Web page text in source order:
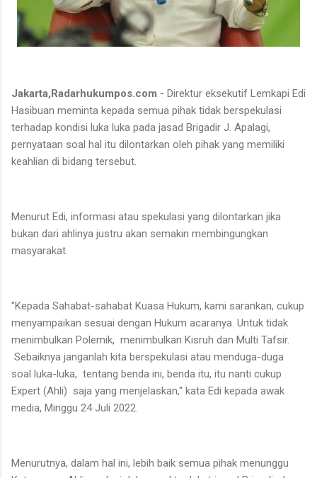
Jakarta,Radarhukumpos.com - Direktur eksekutif Lemkapi Edi
Hasibuan meminta kepada semua pihak tidak berspekulasi
terhadap kondisi luka luka pada jasad Brigadir J. Apalagi,
pernyataan soal hal itu dilontarkan oleh pihak yang memiliki
keahlian di bidang tersebut.
Menurut Edi, informasi atau spekulasi yang dilontarkan jika
bukan dari ahlinya justru akan semakin membingungkan
masyarakat.
"Kepada Sahabat-sahabat Kuasa Hukum, kami sarankan, cukup
menyampaikan sesuai dengan Hukum acaranya. Untuk tidak
menimbulkan Polemik, menimbulkan Kisruh dan Multi Tafsir.
Sebaiknya janganlah kita berspekulasi atau menduga-duga
soal luka-luka, tentang benda ini, benda itu, itu nanti cukup
Expert (Ahli) saja yang menjelaskan," kata Edi kepada awak
media, Minggu 24 Juli 2022.
Menurutnya, dalam hal ini, lebih baik semua pihak menunggu